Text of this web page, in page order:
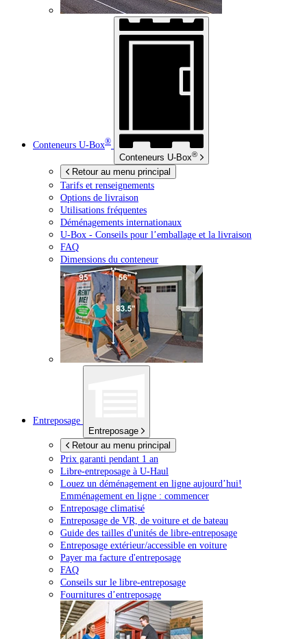
Conteneurs U-Box®
Conteneurs U-Box®
Retour au menu principal
Tarifs et renseignements
Options de livraison
Utilisations fréquentes
Déménagements internationaux
U-Box - Conseils pour l’emballage et la livraison
FAQ
Dimensions du conteneur
Entreposage
Entreposage
Retour au menu principal
Prix garanti pendant 1 an
Libre-entreposage à U-Haul
Louez un déménagement en ligne aujourd’hui!
Emménagement en ligne : commencer
Entreposage climatisé
Entreposage de VR, de voiture et de bateau
Guide des tailles d'unités de libre-entreposage
Entreposage extérieur/accessible en voiture
Payer ma facture d'entreposage
FAQ
Conseils sur le libre-entreposage
Fournitures d’entreposage